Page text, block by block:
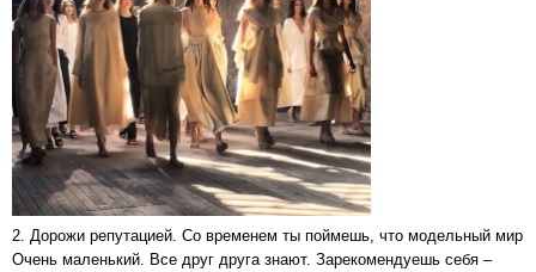
2. Дорожи репутацией. Со временем ты поймешь, что модельный мир
Очень маленький. Все друг друга знают. Зарекомендуешь себя –